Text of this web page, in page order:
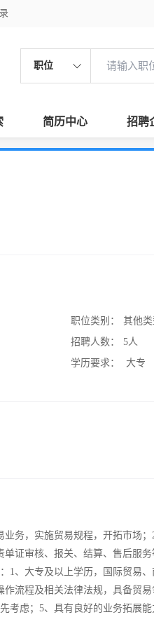
职位
简历中心 招聘
职位类别：
其他类
招聘人数：
5人
学历要求：
大专
业务，实施贸易规程，开拓市场
单证审核、报关、结算、售后服
1、大专及以上学历，国际贸易
作流程及相关法律法规，具备贸
考虑；5、具有良好的业务拓展